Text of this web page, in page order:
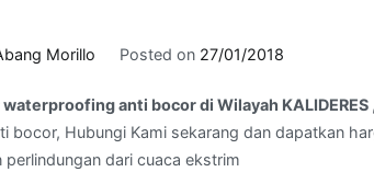
Morillo Posted on 27/01/2018
anti bocor di Wilayah KALIDERES
bocor, Hubungi Kami sekarang dan dapatkan
dari cuaca ekstrim